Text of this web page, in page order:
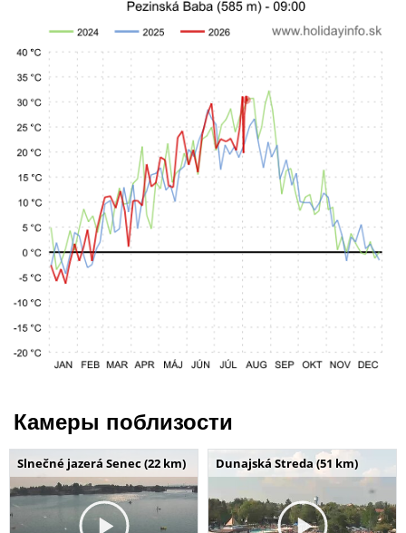
Камеры поблизости
Slnečné jazerá Senec (22 km) Dunajská Streda (51 km)